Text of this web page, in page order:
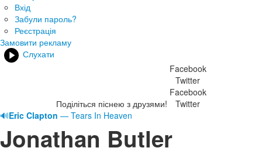
Вхід
Забули пароль?
Реєстрація
Замовити рекламу
Слухати
Поділіться піснею з друзями!
Facebook
Twitter
Facebook
Twitter
🔊Eric Clapton — Tears In Heaven
Jonathan Butler